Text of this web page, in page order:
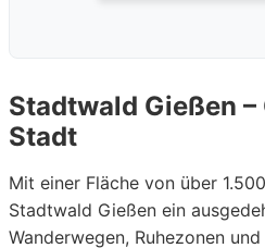
Stadtwald Gießen
Stadt
Mit einer Fläche von über
Stadtwald Gießen ein
Wanderwegen, Ruhezonen